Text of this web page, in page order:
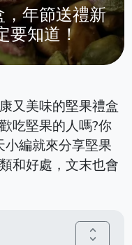
，年節送禮新
要知道！
又美味的堅果禮盒
吃堅果的人嗎?你
小編就來分享堅果
和好處，文末也會
unfold_more